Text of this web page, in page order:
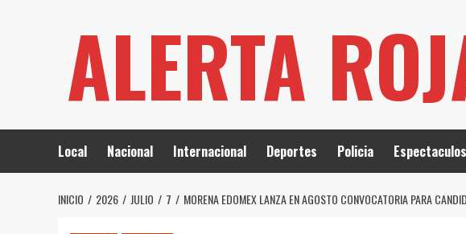
ALERTA
Local Nacional Internacional Deportes Policia Espectaculos
INICIO 2026 JULIO 7 MORENA EDOMEX LANZA EN AGOSTO CONVOCATORIA PARA